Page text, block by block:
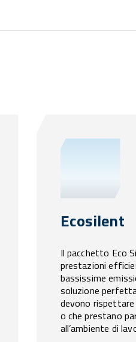
Ecosilent
Il pacchetto Eco
prestazioni
bassissime
soluzione
devono
o che prestano
all’ambiente di